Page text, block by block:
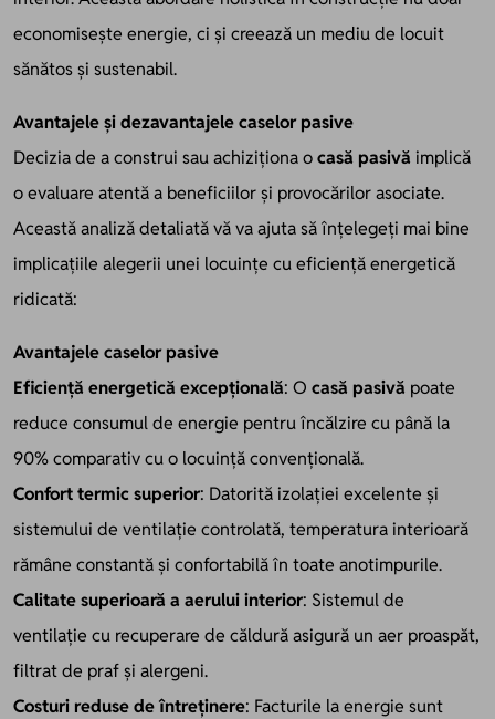
economisește energie, ci și creează un mediu de locuit
sănătos și sustenabil.
Avantajele și dezavantajele caselor pasive
Decizia de a construi sau achiziționa ocasă pasivă implică
o evaluare atentă a beneficiilor și provocărilor asociate.
Această analiză detaliată vă va ajuta să înțelegeți mai bine
implicațiile alegerii unei locuințe cu eficiență energetică
ridicată:
Avantajele caselor pasive
Eficiență energetică excepțională: O casă pasivă poate
reduce consumul de energie pentru încălzire cu până la
90% comparativ cu o locuință convențională.
Confort termic superior: Datorită izolației excelente și
sistemului de ventilație controlată, temperatura interioară
rămâne constantă și confortabilă în toate anotimpurile.
Calitate superioară a aerului interior: Sistemul de
ventilație cu recuperare de căldură asigură un aer proaspăt,
filtrat de praf și alergeni.
Costuri reduse de întreținere: Facturile la energie sunt